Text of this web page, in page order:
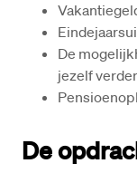
De
jezelf
De